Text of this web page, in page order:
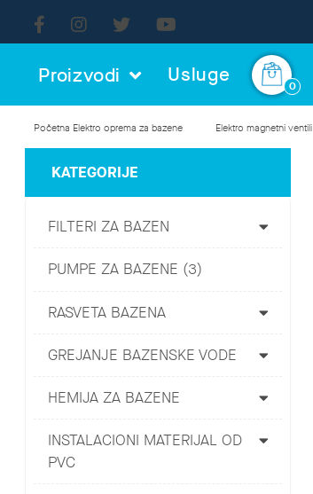
Proizvodi Usluge 0
Početna Elektro oprema za bazene Elektro magnetni ventili
KATEGORIJE
FILTERI ZA BAZEN
PUMPE ZA BAZENE (3)
RASVETA BAZENA
GREJANJE BAZENSKE VODE
HEMIJA ZA BAZENE
INSTALACIONI MATERIJAL OD
PVC